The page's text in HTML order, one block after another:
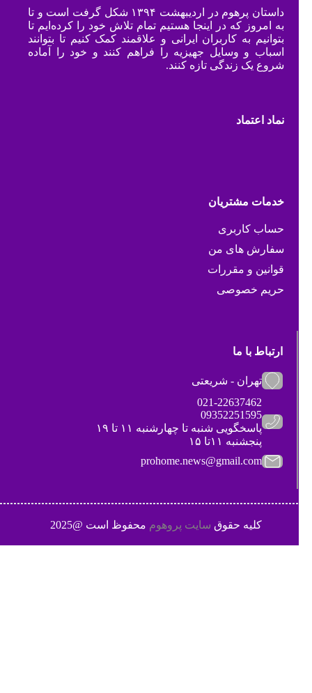
داستان پرهوم در اردیبهشت ۱۳۹۴ شکل گرفت است و تا
به امروز که در اینجا هستیم تمام تلاش خود را کرده‌ایم تا
بتوانیم به کاربران ایرانی و علاقمند کمک کنیم تا بتوانند
اسباب و وسایل جهیزیه را فراهم کنند و خود را آماده
شروع یک زندگی تازه کنند.
نماد اعتماد
خدمات مشتریان
حساب کاربری
سفارش های من
قوانین و مقررات
حریم خصوصی
ارتباط با ما
تهران - شریعتی
021-22637462
09352251595
پاسخگویی شنبه تا چهارشنبه ۱۱ تا ۱۹
پنجشنبه ۱۱تا ۱۵
prohome.news@gmail.com
کلیه حقوقسایت پروهوممحفوظ است @2025